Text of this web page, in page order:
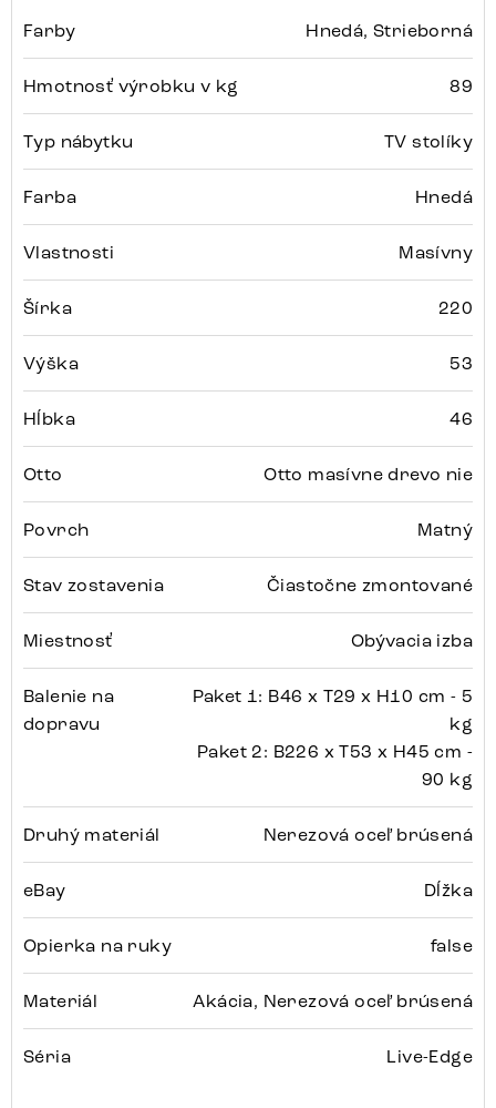
Farby Hnedá, Strieborná
Hmotnosť výrobku v kg 89
Typ nábytku TV stolíky
Farba Hnedá
Vlastnosti Masívny
Šírka 220
Výška 53
Hĺbka 46
Otto Otto masívne drevo nie
Povrch Matný
Stav zostavenia Čiastočne zmontované
Miestnosť Obývacia izba
Balenie na
dopravu
Paket 1: B46 x T29 x H10 cm - 5
kg
Paket 2: B226 x T53 x H45 cm -
90 kg
Druhý materiál Nerezová oceľ brúsená
eBay Dĺžka
Opierka na ruky false
Materiál Akácia, Nerezová oceľ brúsená
Séria Live-Edge